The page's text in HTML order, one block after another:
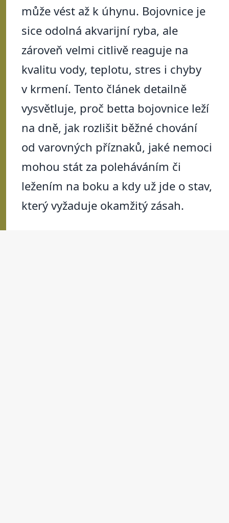
může vést až k úhynu. Bojovnice je
sice odolná akvarijní ryba, ale
zároveň velmi citlivě reaguje na
kvalitu vody, teplotu, stres i chyby
v krmení. Tento článek detailně
vysvětluje, proč betta bojovnice leží
na dně, jak rozlišit běžné chování
od varovných příznaků, jaké nemoci
mohou stát za poleháváním či
ležením na boku a kdy už jde o stav,
který vyžaduje okamžitý zásah.